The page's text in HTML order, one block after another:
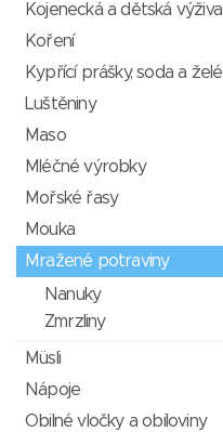
Kojenecká a dětská výživa
Koření
Kypřící prášky, soda a želé
Luštěniny
Maso
Mléčné výrobky
Mořské řasy
Mouka
Mražené potraviny
Nanuky
Zmrzliny
Müsli
Nápoje
Obilné vločky a obiloviny